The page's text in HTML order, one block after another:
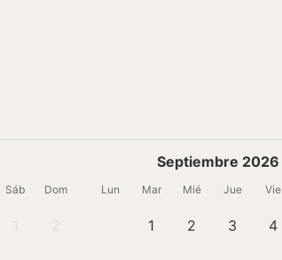
Sáb Dom
Septiembre 2026
Lun Mar Mié Jue Vie
1 2 3 4